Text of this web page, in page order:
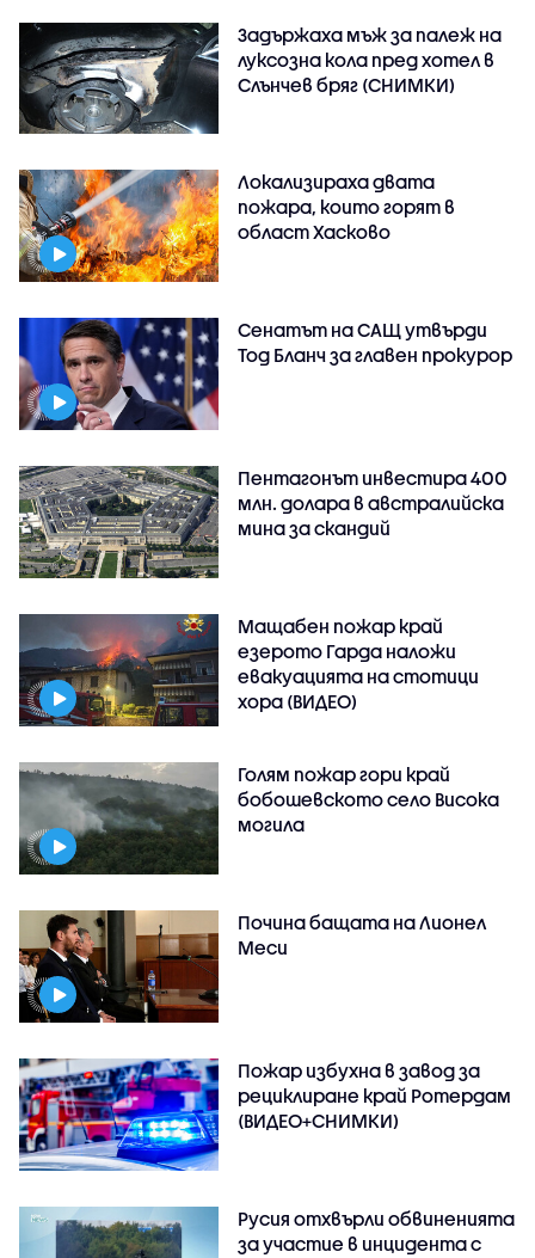
Задържаха мъж за палеж на
луксозна кола пред хотел в
Слънчев бряг (СНИМКИ)
Локализираха двата
пожара, които горят в
област Хасково
Сенатът на САЩ утвърди
Тод Бланч за главен прокурор
Пентагонът инвестира 400
млн. долара в австралийска
мина за скандий
Мащабен пожар край
езерото Гарда наложи
евакуацията на стотици
хора (ВИДЕО)
Голям пожар гори край
бобошевското село Висока
могила
Почина бащата на Лионел
Меси
Пожар избухна в завод за
рециклиране край Ротердам
(ВИДЕО+СНИМКИ)
Русия отхвърли обвиненията
за участие в инцидента с